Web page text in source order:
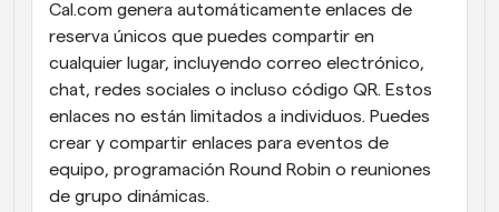
Cal.com genera automáticamente enlaces de
reserva únicos que puedes compartir en
cualquier lugar, incluyendo correo electrónico,
chat, redes sociales o incluso código QR. Estos
enlaces no están limitados a individuos. Puedes
crear y compartir enlaces para eventos de
equipo, programación Round Robin o reuniones
de grupo dinámicas.